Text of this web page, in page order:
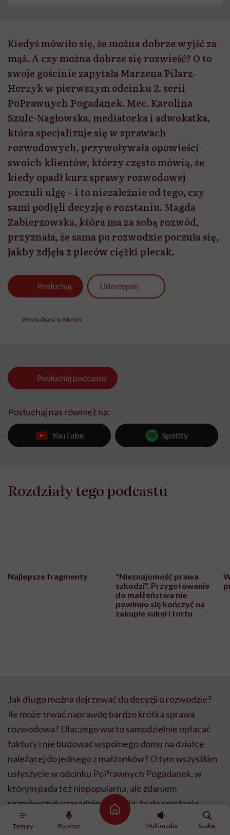
Tematy Podcast
Strona główna
Multimedia
Szukaj
Kiedyś mówiło się, że można dobrze wyjść za
mąż. A czy można dobrze się rozwieść? O to
swoje gościnie zapytała Marzena Pilarz-
Herzyk w pierwszym odcinku 2. serii
PoPrawnych Pogadanek. Mec. Karolina
Szulc-Nagłowska, mediatorka i adwokatka,
która specjalizuje się w sprawach
rozwodowych, przywoływała opowieści
swoich klientów, którzy często mówią, że
kiedy opadł kurz sprawy rozwodowej
poczuli ulgę – i to niezależnie od tego, czy
sami podjęli decyzję o rozstaniu. Magda
Zabierzowska, która ma za sobą rozwód,
przyznała, że sama po rozwodzie poczuła się,
jakby zdjęła z pleców ciężki plecak.
Posłuchaj Udostępnij
Wysłuchasz w 84 min
Posłuchaj podcastu
Posłuchaj nas również na:
YouTube Spotify
Rozdziały tego podcastu
Najlepsze fragmenty
"Nieznajomość prawa
szkodzi". Przygotowanie
do małżeństwa nie
powinno się kończyć na
zakupie sukni i tortu
Jak długo można dojrzewać do decyzji o rozwodzie?
Ile może trwać naprawdę bardzo krótka sprawa
rozwodowa? Dlaczego warto samodzielnie opłacać
faktury i nie budować wspólnego domu na działce
należącej do jednego z małżonków? O tym wszystkim
usłyszycie w odcinku PoPrawnych Pogadanek, w
którym pada też niepopularna, ale zdaniem
rozmówczyń uzasadniona opinia, że do rozstania
warto przygotować się… jeszcze przed ślubem